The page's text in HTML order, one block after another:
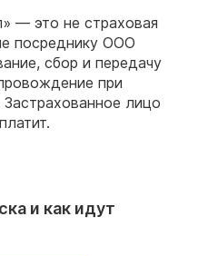
— это не страховая
посреднику ООО
сбор и передачу
при
Застрахованное лицо
и как идут